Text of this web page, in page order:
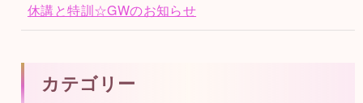
休講と特訓☆GWのお知らせ
カテゴリー